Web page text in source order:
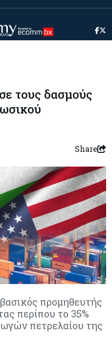
τους δασμούς
Share
προμηθευτής
περίπου το 35%
πετρελαίου της